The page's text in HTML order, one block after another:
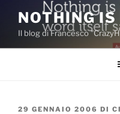
contenuto
NOTHING
Il blog di Francesco
PUBBLICATO
29 GENNAIO 2006 DI